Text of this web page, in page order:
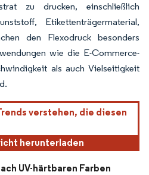
zu drucken, einschließlich
Etikettenträgermaterial,
den Flexodruck besonders
wie die E-Commerce-
als auch Vielseitigkeit
verstehen, die diesen
herunterladen
UV-härtbaren Farben